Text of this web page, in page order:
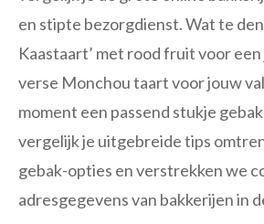
en stipte bezorgdienst. Wat te
Kaastaart’ met rood fruit voor
verse Monchou taart voor jouw
moment een passend stukje
vergelijk je uitgebreide tips
gebak-opties en verstrekken we
adresgegevens van bakkerijen in